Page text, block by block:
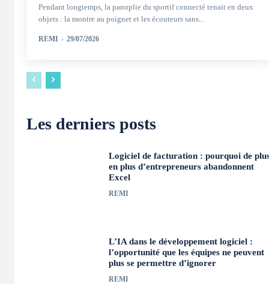
Pendant longtemps, la panoplie du sportif connecté tenait en deux
objets : la montre au poignet et les écouteurs sans...
REMI - 29/07/2026
Les derniers posts
Logiciel de facturation : pourquoi de
en plus d’entrepreneurs abandonnent
Excel
REMI
L’IA dans le développement logiciel :
l’opportunité que les équipes ne peuvent
plus se permettre d’ignorer
REMI